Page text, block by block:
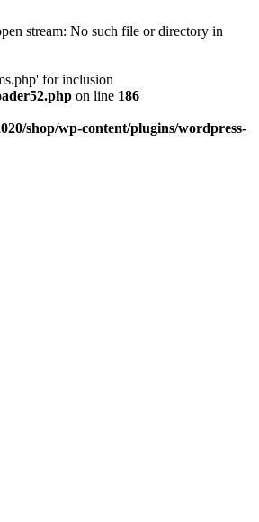
stream: No such file or directory in
for inclusion
on line 186
shop/wp-content/plugins/wordpress-